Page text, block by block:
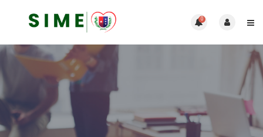
0